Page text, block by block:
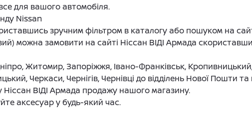
для вашого автомобіля.
Nissan
зручним фільтром в каталогу або пошуком на
можна замовити на сайті Ніссан ВІДІ Армада
Житомир, Запоріжжя, Івано-Франківськ,
Черкаси, Чернігів, Чернівці до відділень Нової Пошти
ВІДІ Армада продажу нашого магазину.
аксесуар у будь-який час.